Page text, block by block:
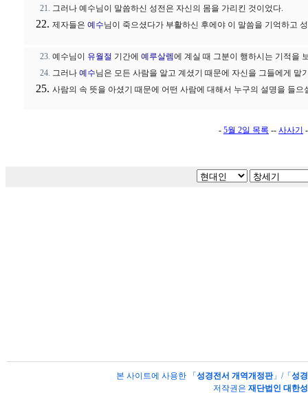
그러나 예수님이 말씀하신 성전은 자신의 몸을 가리킨 것이었다.
제자들은 예수님이 죽으셨다가 부활하신 후에야 이 말씀을 기억하고
예수님이 유월절 기간에 예루살렘에 계실 때 그분이 행하시는 기적을
그러나 예수님은 모든 사람을 알고 계셨기 때문에 자신을 그들에게 맡
사람의 속 뜻을 아셨기 때문에 어떤 사람에 대해서 누구의 설명을 들으
- 5월 2일 목록 -- 사사기
본 사이트에 사용한 「 성경전서 개역개정판」/「 성
저작권은 재단법인 대한